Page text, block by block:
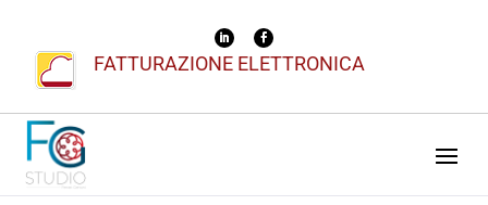
FATTURAZIONE ELETTRONICA